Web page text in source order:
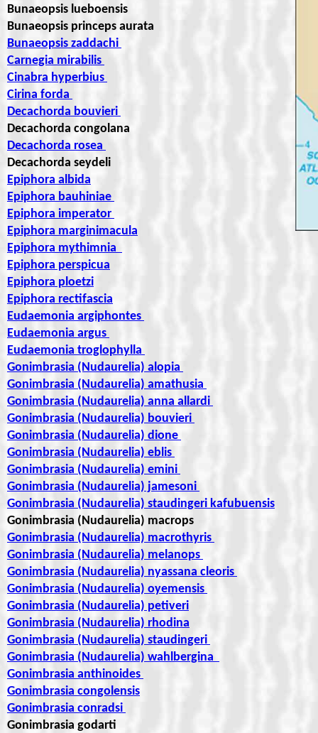
Bunaeopsis lueboensis
Bunaeopsis princeps aurata
Bunaeopsis zaddachi
Carnegia mirabilis
Cinabra hyperbius
Cirina forda
Decachorda bouvieri
Decachorda congolana
Decachorda rosea
Decachorda seydeli
Epiphora albida
Epiphora bauhiniae
Epiphora imperator
Epiphora marginimacula
Epiphora mythimnia
Epiphora perspicua
Epiphora ploetzi
Epiphora rectifascia
Eudaemonia argiphontes
Eudaemonia argus
Eudaemonia troglophylla
Gonimbrasia (Nudaurelia) alopia
Gonimbrasia (Nudaurelia) amathusia
Gonimbrasia (Nudaurelia) anna allardi
Gonimbrasia (Nudaurelia) bouvieri
Gonimbrasia (Nudaurelia) dione
Gonimbrasia (Nudaurelia) eblis
Gonimbrasia (Nudaurelia) emini
Gonimbrasia (Nudaurelia) jamesoni
Gonimbrasia (Nudaurelia) staudingeri kafubuensis
Gonimbrasia (Nudaurelia) macrops
Gonimbrasia (Nudaurelia) macrothyris
Gonimbrasia (Nudaurelia) melanops
Gonimbrasia (Nudaurelia) nyassana cleoris
Gonimbrasia (Nudaurelia) oyemensis
Gonimbrasia (Nudaurelia) petiveri
Gonimbrasia (Nudaurelia) rhodina
Gonimbrasia (Nudaurelia) staudingeri
Gonimbrasia (Nudaurelia) wahlbergina
Gonimbrasia anthinoides
Gonimbrasia congolensis
Gonimbrasia conradsi
Gonimbrasia godarti